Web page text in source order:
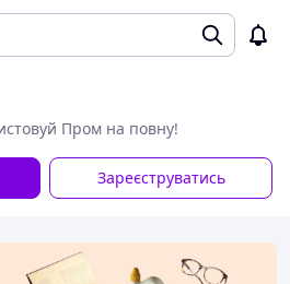
Пром на повну!
Зареєструватись